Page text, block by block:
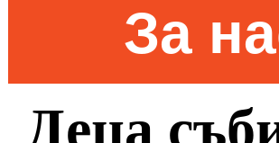
За
Деца